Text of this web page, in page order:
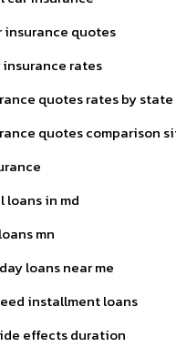
insurance quotes
rates
quotes rates by state
quotes comparison
loans in md
mn
loans near me
installment loans
effects duration